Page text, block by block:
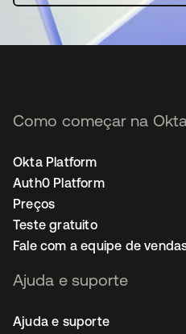
Como começar na
Okta Platform
Auth0 Platform
Preços
Teste gratuito
Fale com a equipe de
Ajuda e suporte
Ajuda e suporte